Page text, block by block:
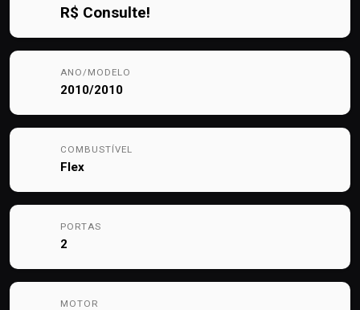
R$ Consulte!
ANO/MODELO
2010/2010
COMBUSTÍVEL
Flex
PORTAS
2
MOTOR